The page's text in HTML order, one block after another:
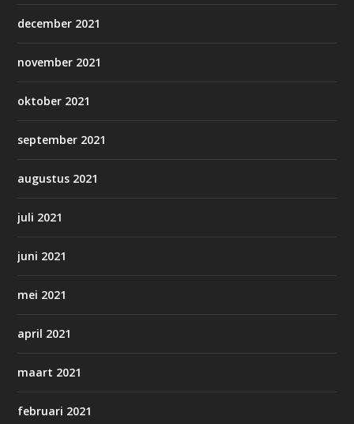
december 2021
november 2021
oktober 2021
september 2021
augustus 2021
juli 2021
juni 2021
mei 2021
april 2021
maart 2021
februari 2021